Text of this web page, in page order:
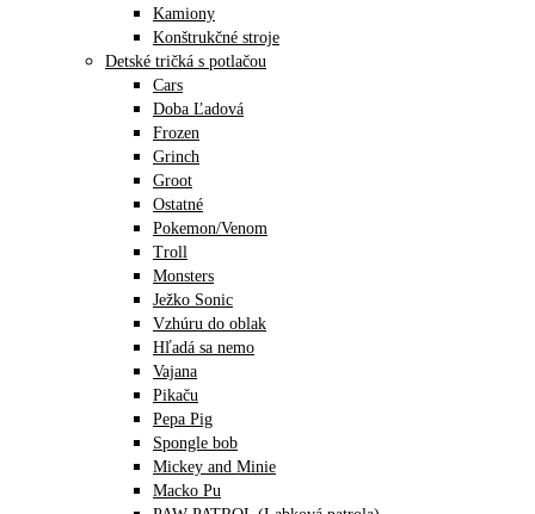
Kamiony
Konštrukčné stroje
Detské tričká s potlačou
Cars
Doba Ľadová
Frozen
Grinch
Groot
Ostatné
Pokemon/Venom
Troll
Monsters
Ježko Sonic
Vzhúru do oblak
Hľadá sa nemo
Vajana
Pikaču
Pepa Pig
Spongle bob
Mickey and Minie
Macko Pu